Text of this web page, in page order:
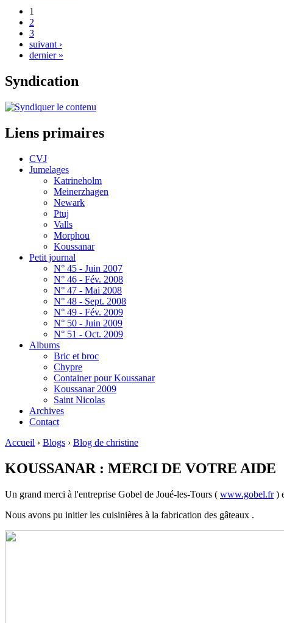
1
2
3
suivant ›
dernier »
Syndication
Liens primaires
CVJ
Jumelages
Katrineholm
Meinerzhagen
Newark
Ptuj
Valls
Morphou
Koussanar
Petit journal
N° 45 - Juin 2007
N° 46 - Fév. 2008
N° 47 - Mai 2008
N° 48 - Sept. 2008
N° 49 - Fév. 2009
N° 50 - Juin 2009
N° 51 - Oct. 2009
Albums
Bric et broc
Chypre
Container pour Koussanar
Koussanar 2009
Saint Nicolas
Archives
Contact
Accueil › Blogs › Blog de christine
KOUSSANAR : MERCI DE VOTRE AIDE
Un grand merci à l'entreprise Gobel de Joué-les-Tours ( www.gobel.fr)
Nous avons pu initier les cuisinières à la fabrication des gâteaux .